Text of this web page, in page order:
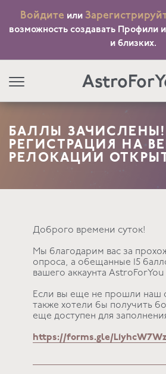
Войдите или
возможность создавать Профили
и близких.
БАЛЛЫ ЗАЧИСЛЕНЫ!
РЕГИСТРАЦИЯ НА
РЕЛОКАЦИИ
Доброго времени суток!
Мы благодарим вас за
опроса, а обещанные 15
вашего аккаунта AstroForYou
Если вы еще не прошли наш
также хотели бы получить
еще доступен для
https://forms.gle/